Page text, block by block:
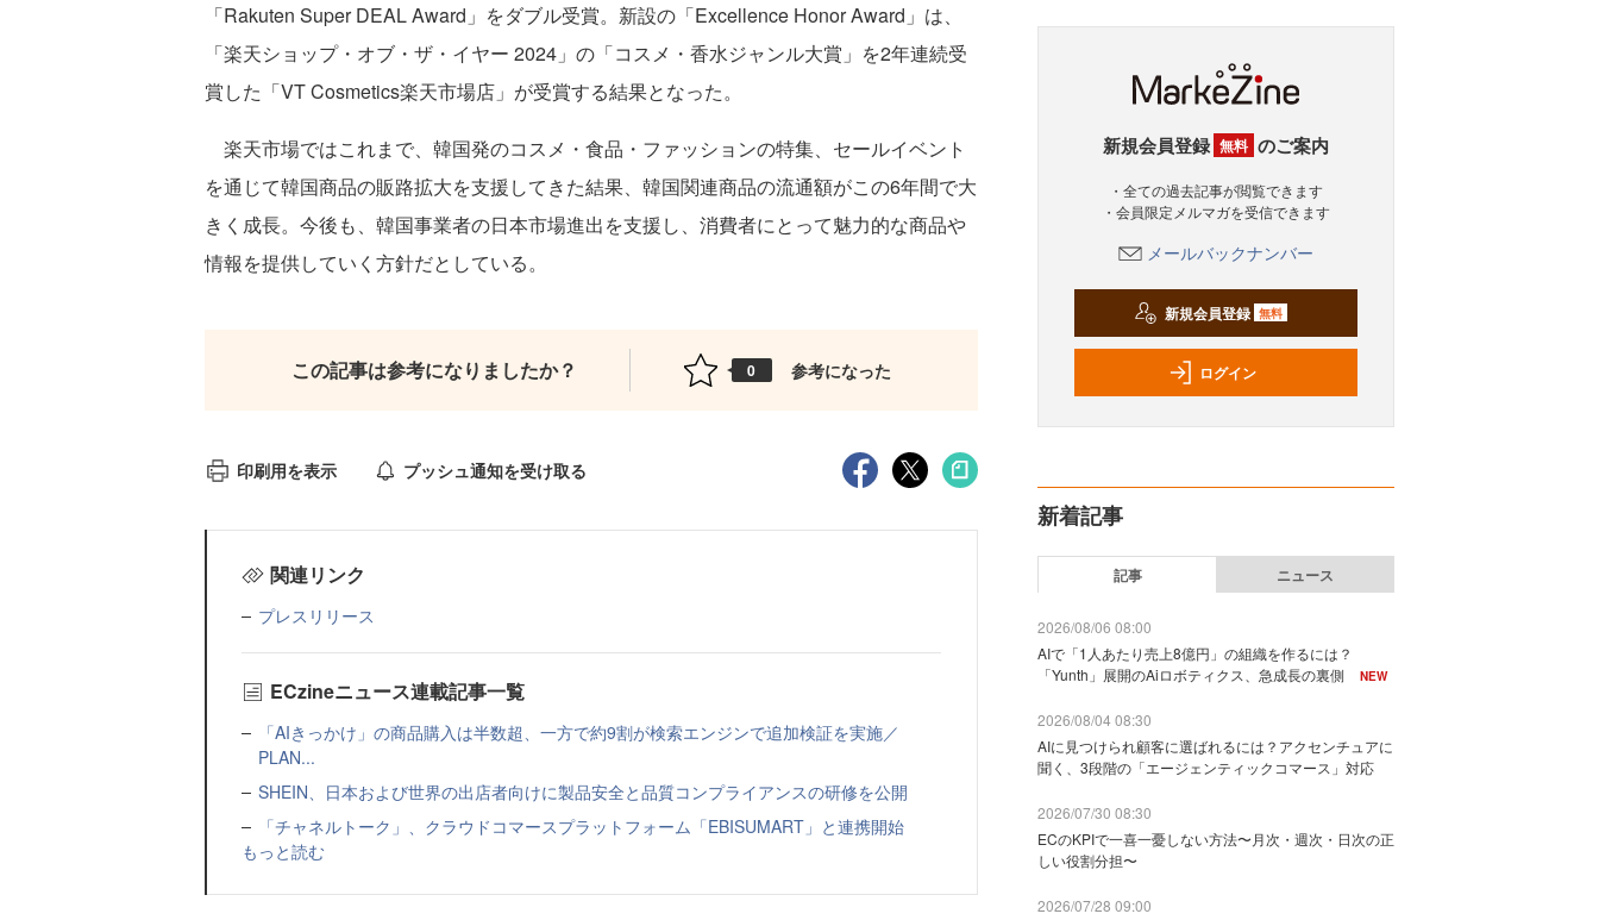
「Rakuten Super DEAL Award」をダブル受賞。新設の「Excellence Honor Award」は、
「楽天ショップ・オブ・ザ・イヤー 2024」の「コスメ・香水ジャンル大賞」を2年連続受
賞した「VT Cosmetics楽天市場店」が受賞する結果となった。
楽天市場ではこれまで、韓国発のコスメ・食品・ファッションの特集、セールイベント
を通じて韓国商品の販路拡大を支援してきた結果、韓国関連商品の流通額がこの6年間で大
きく成長。今後も、韓国事業者の日本市場進出を支援し、消費者にとって魅力的な商品や
情報を提供していく方針だとしている。
この記事は参考になりましたか？ 0 参考になった
印刷用を表示 プッシュ通知を受け取る
関連リンク
プレスリリース
ECzineニュース連載記事一覧
「AIきっかけ」の商品購入は半数超、一方で約9割が検索エンジンで追加検証を実施／
PLAN...
SHEIN、日本および世界の出店者向けに製品安全と品質コンプライアンスの研修を公開
「チャネルトーク」、クラウドコマースプラットフォーム「EBISUMART」と連携開始
もっと読む
新規会員登録 無料 のご案内
・全ての過去記事が閲覧できます
・会員限定メルマガを受信できます
メールバックナンバー
新規会員登録 無料
ログイン
新着記事
記事 ニュース
2026/08/06 08:00
AIで「1人あたり売上8億円」の組織を作るには？
「Yunth」展開のAiロボティクス、急成長の裏側
NEW
2026/08/04 08:30
AIに見つけられ顧客に選ばれるには？アクセンチュアに
聞く、3段階の「エージェンティックコマース」対応
2026/07/30 08:30
ECのKPIで一喜一憂しない方法〜月次・週次・日次の正
しい役割分担〜
2026/07/28 09:00